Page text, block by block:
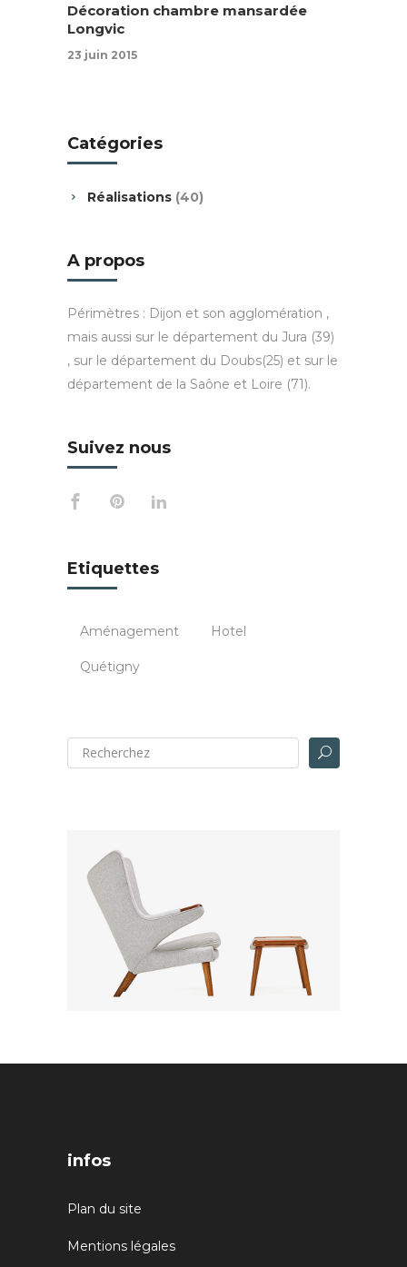
Décoration chambre mansardée
Longvic
23 juin 2015
Catégories
Réalisations (40)
A propos
Périmètres : Dijon et son agglomération ,
mais aussi sur le département du Jura (39)
, sur le département du Doubs(25) et sur le
département de la Saône et Loire (71).
Suivez nous
Etiquettes
Aménagement Hotel
Quétigny
infos
Plan du site
Mentions légales